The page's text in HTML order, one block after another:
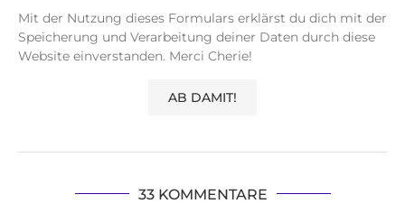
Mit der Nutzung dieses Formulars erklärst du dich mit der
Speicherung und Verarbeitung deiner Daten durch diese
Website einverstanden. Merci Cherie!
33 KOMMENTARE